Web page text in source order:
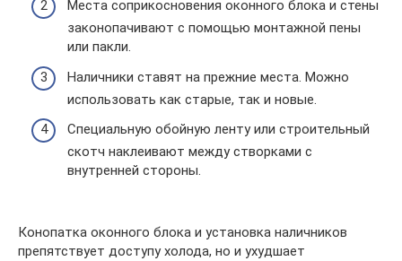
Места соприкосновения оконного блока и стены
законопачивают с помощью монтажной пены
или пакли.
Наличники ставят на прежние места. Можно
использовать как старые, так и новые.
Специальную обойную ленту или строительный
скотч наклеивают между створками с
внутренней стороны.
Конопатка оконного блока и установка наличников
препятствует доступу холода, но и ухудшает